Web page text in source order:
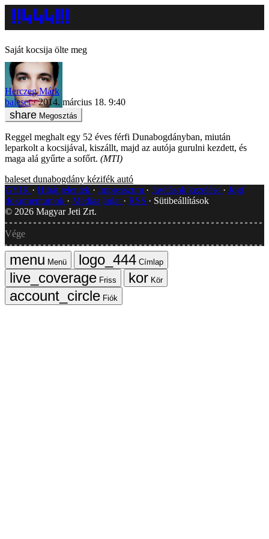
Saját kocsija ölte meg
Herczeg Márk
baleset
2014. március 18. 9:40
Megosztás
Reggel meghalt egy 52 éves férfi Dunabogdányban, miután
leparkolt a kocsijával, kiszállt, majd az autója gurulni kezdett, és
maga alá gyűrte a sofőrt. (MTI)
baleset dunabogdány kézifék autó
GYIK
Hibát jelentek Impresszum Javítások kezelése
Jogi
dokumentumok
Médiaajánlat RSS
Sütibeállítások
© 2026 Magyar Jeti Zrt.
Vége
Menü
Címlap
Friss
Kör
Fiók